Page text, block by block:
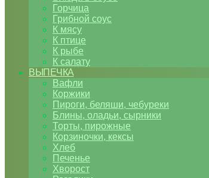
Горчица
Грибной соус
К мясу
К птице
К рыбе
К салату
ВЫПЕЧКА
Вафли
Коржики
Пироги, беляши, чебуреки
Блины, оладьи, сырники
Торты, пирожные
Корзиночки, кексы
Хлеб
Печенье
Хворост